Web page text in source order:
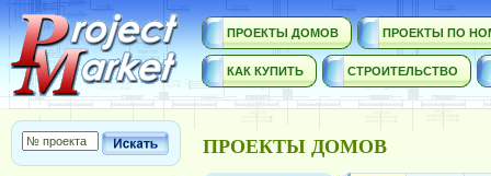
ПРОЕКТЫ ДОМОВ ПРОЕКТЫ ПО
КАК КУПИТЬ СТРОИТЕЛЬСТВО
ПРОЕКТЫ ДОМОВ